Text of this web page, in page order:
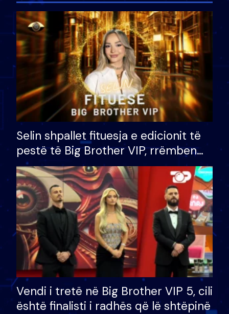
Selin shpallet fituesja e edicionit të
pestë të Big Brother VIP, rrëmben
çmimin e madh prej 100 mijë eurosh
Vendi i tretë në Big Brother VIP 5, cili
është finalisti i radhës që lë shtëpinë